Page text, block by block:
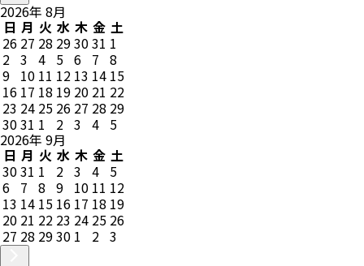
2026年 8月
日 月 火 水 木 金 土
26 27 28 293031 1
2 3 4 5 6 7 8
9 10 11 12 13 14 15
16 17 18 19 20 21 22
23 24 25 26 27 28 29
3031 1 2 3 4 5
2026年 9月
日 月 火 水 木 金 土
3031 1 2 3 4 5
6 7 8 9 10 11 12
13 14 15 16 17 18 19
20 21 22 23 24 25 26
27 28 2930 1 2 3